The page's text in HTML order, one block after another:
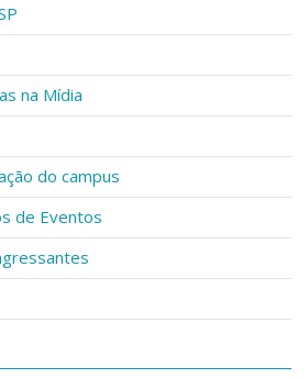
na Mídia
do campus
de Eventos